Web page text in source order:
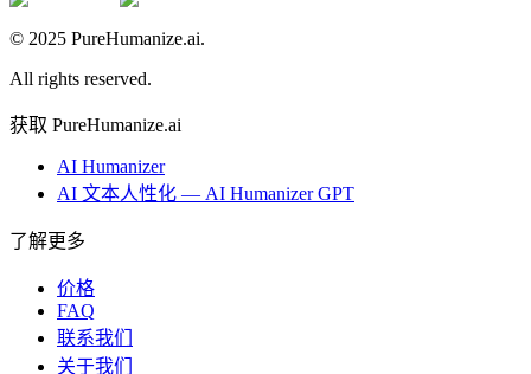
© 2025 PureHumanize.ai.
All rights reserved.
获取 PureHumanize.ai
AI Humanizer
AI 文本人性化 — AI Humanizer GPT
了解更多
价格
FAQ
联系我们
关于我们